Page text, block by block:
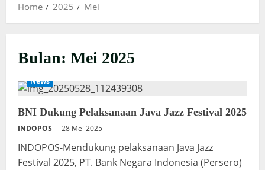
Home 2025 Mei
Bulan: Mei 2025
News
BNI Dukung Pelaksanaan Java Jazz Festival 2025
INDOPOS 28 Mei 2025
INDOPOS-Mendukung pelaksanaan Java Jazz
Festival 2025, PT. Bank Negara Indonesia (Persero)
Paginasi
pos